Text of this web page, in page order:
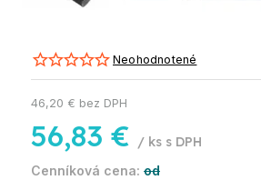
Neohodnotené
od
56,83 € / ks
46,20 € bez DPH